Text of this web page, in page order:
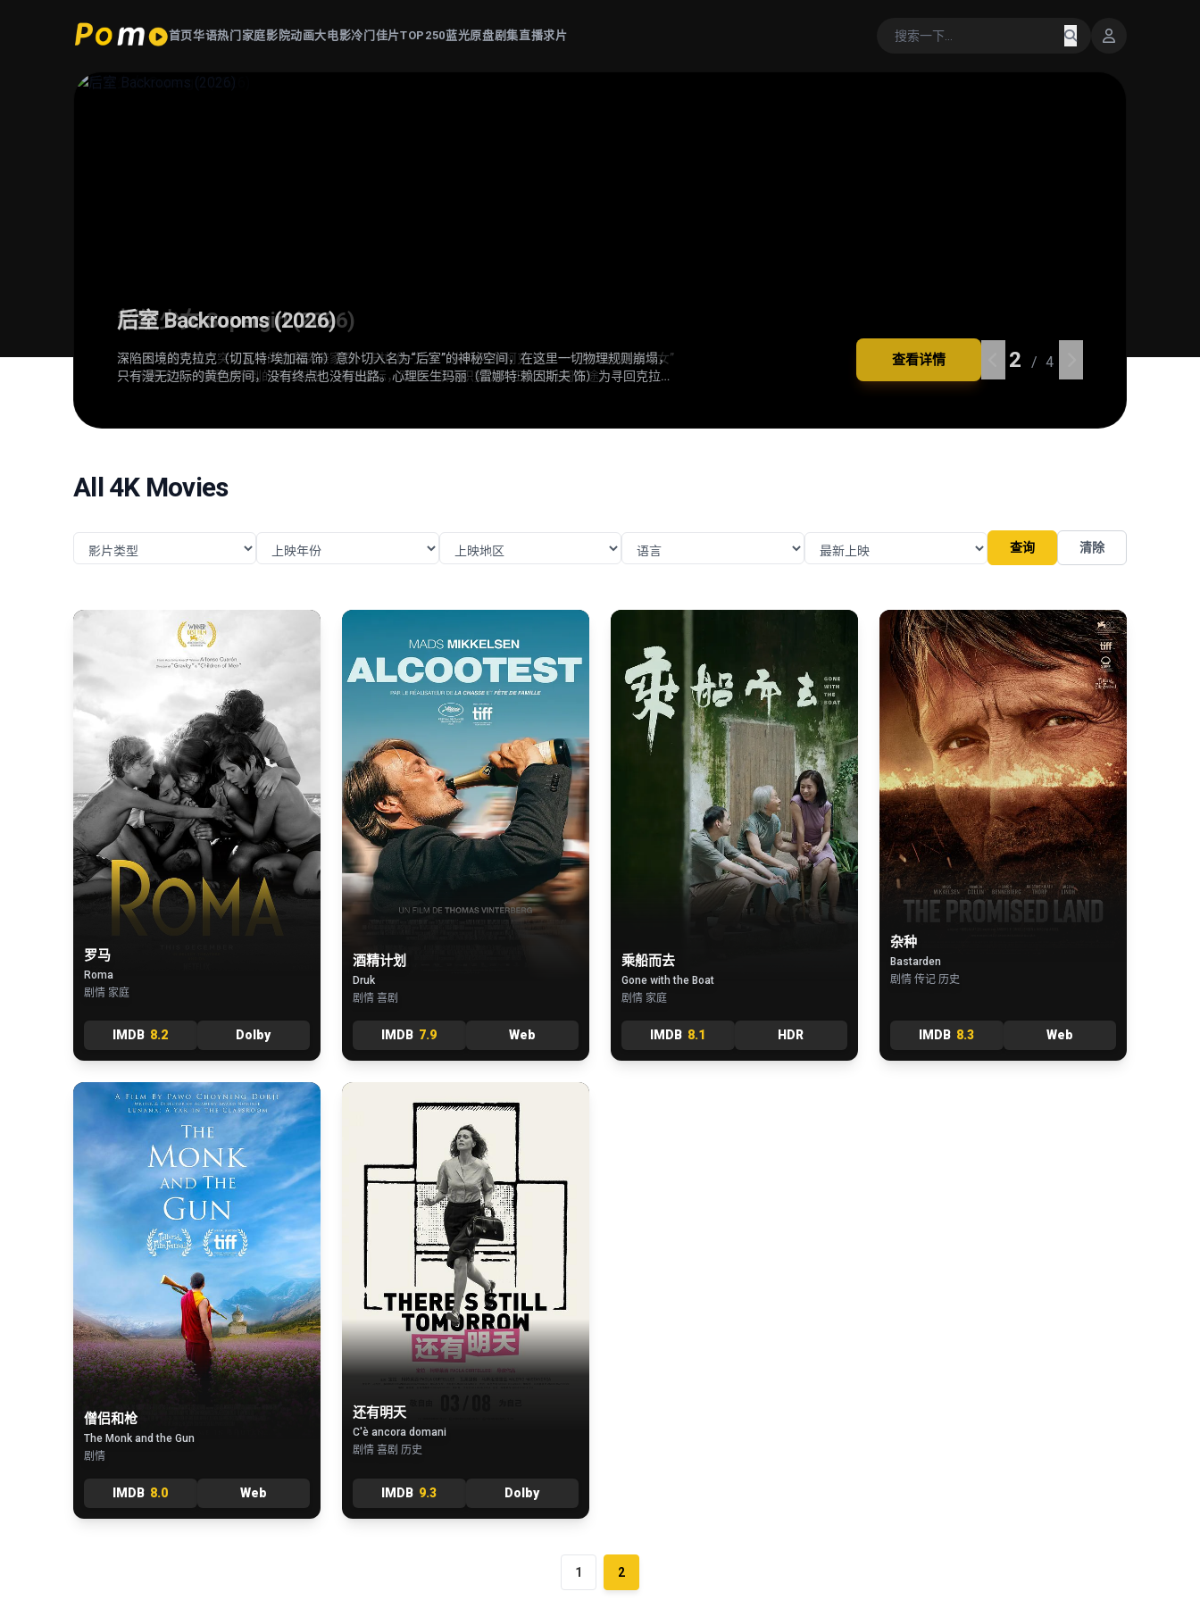
首页华语热门 家庭影院动画大电影冷门佳片TOP250蓝光原盘剧集直播求片
超级少女 Supergirl (2026)
当一位冷酷无情、突如其来的劲敌突袭家园，卡拉·佐-艾尔（米莉·阿尔柯克 饰）——也就是“超级少女”
——不得不与一位意想不到的同伴结盟，横跨星际，踏上一段交织复仇与正义的壮阔征途。
查看详情 2 / 4
后室 Backrooms (2026)
深陷困境的克拉克（切瓦特·埃加福 饰）意外切入名为“后室”的神秘空间，在这里一切物理规则崩塌，
只有漫无边际的黄色房间，没有终点也没有出路。心理医生玛丽（雷娜特·赖因斯夫 饰）为寻回克拉克
查看详情 2 / 4
火遮眼 (2025)
东南亚某处，失语维修工王伟（谢苗 饰）因女儿雨晴（杨恩又 饰）失踪觉醒猎杀本能。他联手寻妻记
者纳文（林科灯 饰）组成生死同盟，在连番血战中死斗黑暗组织打手大块头（黎唯 饰）与嗜血杀手阿
查看详情 2 / 4
(2026)
在秩序动荡的银河系，“最强奶爸”丁·贾伦（佩德罗·帕斯卡 饰）与“银河系萌娃”古古这对非血缘父子并
肩登场。冷峻坚毅的赏金猎人丁·贾伦身披贝斯卡钢甲，凭悍勇战力屡屡从围堵中突围；看似弱小的原
查看详情 2 / 4
All 4K Movies
查询 清除
罗马
Roma
剧情 家庭
IMDB 8.2 Dolby
酒精计划
Druk
剧情 喜剧
IMDB 7.9 Web
乘船而去
Gone with the Boat
剧情 家庭
IMDB 8.1 HDR
杂种
Bastarden
剧情 传记 历史
IMDB 8.3 Web
僧侣和枪
The Monk and the Gun
剧情
IMDB 8.0 Web
还有明天
C'è ancora domani
剧情 喜剧 历史
IMDB 9.3 Dolby
1 2